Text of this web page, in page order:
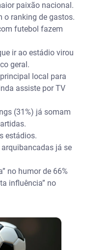
paixão nacional.
ranking de gastos.
futebol fazem
ir ao estádio virou
geral.
local para
assiste por TV
(31%) já somam
estádios.
já se
no humor de 66%
influência” no